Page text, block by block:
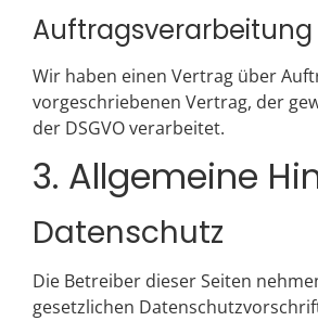
Auftragsverarbeitung
Wir haben einen Vertrag über
vorgeschriebenen Vertrag, der
der DSGVO verarbeitet.
3. Allgemeine
Datenschutz
Die Betreiber dieser Seiten
gesetzlichen